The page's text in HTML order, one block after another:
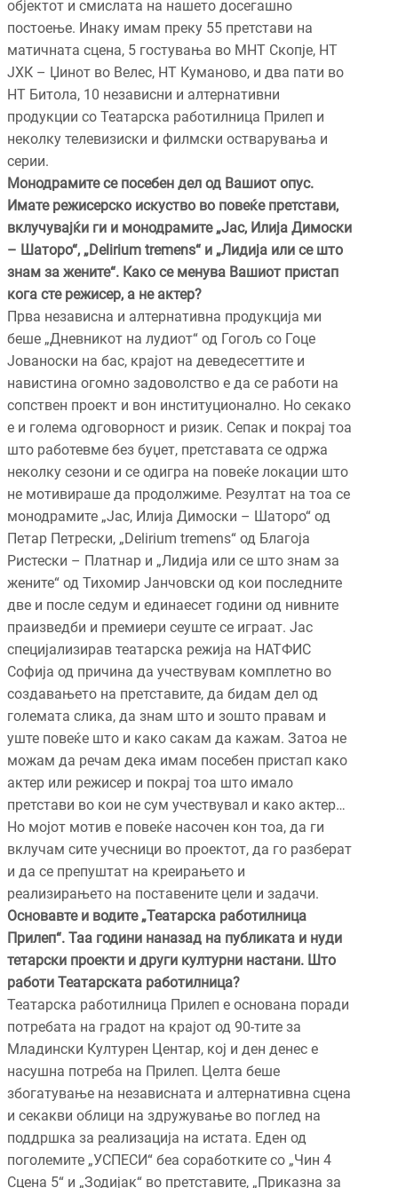
објектот и смислата на нашето досегашно
постоење. Инаку имам преку 55 претстави на
матичната сцена, 5 гостувања во МНТ Скопје, НТ
ЈХК – Џинот во Велес, НТ Куманово, и два пати во
НТ Битола, 10 независни и алтернативни
продукции со Театарска работилница Прилеп и
неколку телевизиски и филмски остварувања и
серии.
Монодрамите се посебен дел од Вашиот опус.
Имате режисерско искуство во повеќе претстави,
вклучувајќи ги и монодрамите „Јас, Илија Димоски
– Шаторо“, „Delirium tremens“ и „Лидија или се што
знам за жените“. Како се менува Вашиот пристап
кога сте режисер, а не актер?
Прва независна и алтернативна продукција ми
беше „Дневникот на лудиот“ од Гогољ со Гоце
Јованоски на бас, крајот на деведесеттите и
навистина огомно задоволство е да се работи на
сопствен проект и вон институционално. Но секако
е и голема одговорност и ризик. Сепак и покрај тоа
што работевме без буџет, претставата се одржа
неколку сезони и се одигра на повеќе локации што
не мотивираше да продолжиме. Резултат на тоа се
монодрамите „Јас, Илија Димоски – Шаторо“ од
Петар Петрески, „Delirium tremens“ од Благоја
Ристески – Платнар и „Лидија или се што знам за
жените“ од Тихомир Јанчовски од кои последните
две и после седум и единаесет години од нивните
праизведби и премиери сеуште се играат. Јас
специјализирав театарска режија на НАТФИС
Софија од причина да учествувам комплетно во
создавањето на претставите, да бидам дел од
големата слика, да знам што и зошто правам и
уште повеќе што и како сакам да кажам. Затоа не
можам да речам дека имам посебен пристап како
актер или режисер и покрај тоа што имало
претстави во кои не сум учествувал и како актер…
Но мојот мотив е повеќе насочен кон тоа, да ги
вклучам сите учесници во проектот, да го разберат
и да се препуштат на креирањето и
реализирањето на поставените цели и задачи.
Основавте и водите „Театарска работилница
Прилеп“. Таа години наназад на публиката и нуди
тетарски проекти и други културни настани. Што
работи Театарската работилница?
Театарска работилница Прилеп е основана поради
потребата на градот на крајот од 90-тите за
Младински Културен Центар, кој и ден денес е
насушна потреба на Прилеп. Целта беше
збогатување на независната и алтернативна сцена
и секакви облици на здружување во поглед на
поддршка за реализација на истата. Еден од
поголемите „УСПЕСИ“ беа соработките со „Чин 4
Сцена 5“ и „Зодијак“ во претставите, „Приказна за